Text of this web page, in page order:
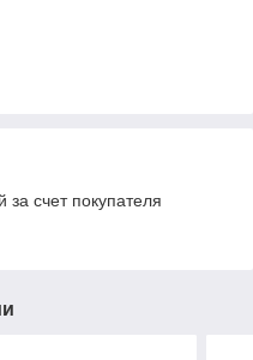
за счет покупателя